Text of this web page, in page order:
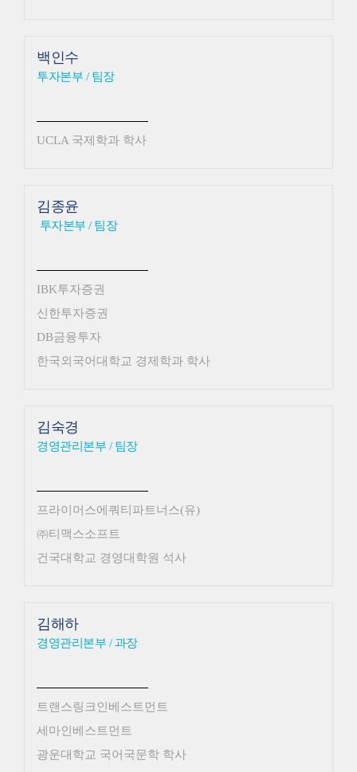
백인수
투자본부 / 팀장
UCLA 국제학과 학사
김종윤
투자본부 / 팀장
IBK투자증권
신한투자증권
DB금융투자
한국외국어대학교 경제학과 학사
김숙경
경영관리본부 / 팀장
프라이머스에쿼티파트너스(유)
㈜티맥스소프트
건국대학교 경영대학원 석사
김해하
경영관리본부 / 과장
트랜스링크인베스트먼트
세마인베스트먼트
광운대학교 국어국문학 학사